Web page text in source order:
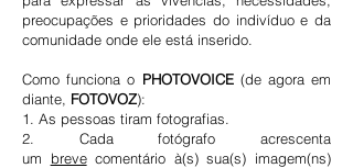
preocupações e prioridades do indivíduo e da
comunidade onde ele está inserido.
Como funciona o PHOTOVOICE(de agora em
diante, FOTOVOZ):
1. As pessoas tiram fotografias.
2. Cada fotógrafo acrescenta
um brevecomentário à(s) sua(s) imagem(ns)